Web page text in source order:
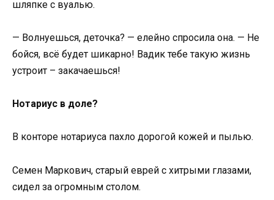
шляпке с вуалью.
— Волнуешься, деточка? — елейно спросила она. — Не
бойся, всё будет шикарно! Вадик тебе такую жизнь
устроит – закачаешься!
Нотариус в доле?
В конторе нотариуса пахло дорогой кожей и пылью.
Семен Маркович, старый еврей с хитрыми глазами,
сидел за огромным столом.